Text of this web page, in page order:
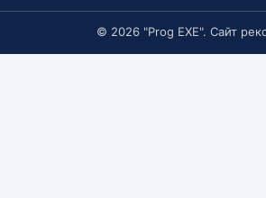
© 2026 "Prog EXE". Сайт